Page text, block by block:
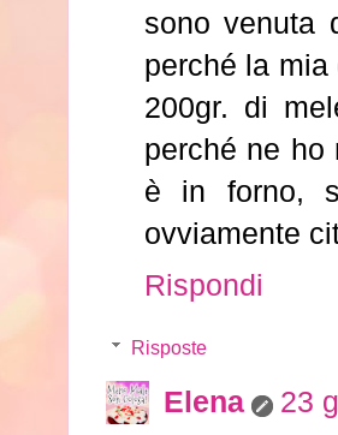
sono venuta
perché la
200gr. di
perché ne ho
è in forno,
ovviamente
Rispondi
Risposte
Elena
23